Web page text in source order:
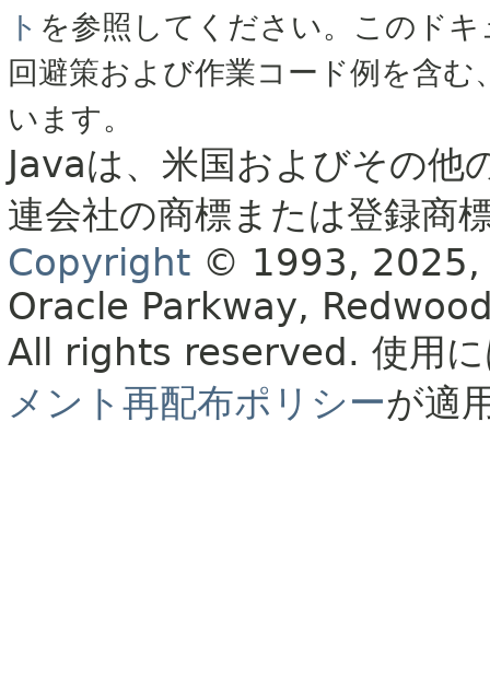
ト を参照してください。このド
回避策および作業コード例を含
います。
Javaは、米国およびその
連会社の商標または登録商
Copyright © 1993, 2025,
Oracle Parkway,
All rights reserved. 使用
メント再配布ポリシーが適